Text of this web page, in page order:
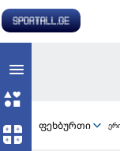
ფეხბურთი